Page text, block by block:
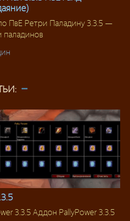
ПвЕ Ретри Паладину 3.3.5 —
паладинов
3.3.5 Аддон PallyPower 3.3.5